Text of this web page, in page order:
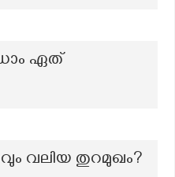
ഏത്
വലിയ തുറമുഖം?